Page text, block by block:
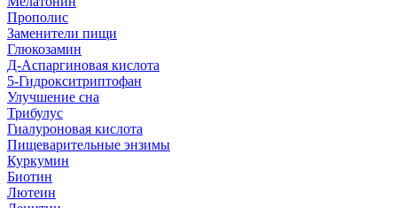
Прополис
Заменители пищи
Глюкозамин
Д-Аспаргиновая кислота
5-Гидрокситриптофан
Улучшение сна
Трибулус
Гиалуроновая кислота
Пищеварительные энзимы
Куркумин
Биотин
Лютеин